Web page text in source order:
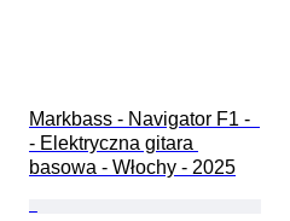
Markbass - Navigator F1 -
- Elektryczna gitara
basowa - Włochy - 2025